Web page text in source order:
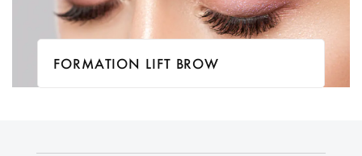
FORMATION LIFT BROW
Le Lift Brow est une technique pour les sourcils permettant de
discipliner les poils afin de gagner en densité.